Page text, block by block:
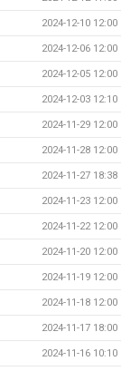
2024-12-10 12:00
2024-12-06 12:00
2024-12-05 12:00
2024-12-03 12:10
2024-11-29 12:00
2024-11-28 12:00
2024-11-27 18:38
2024-11-23 12:00
2024-11-22 12:00
2024-11-20 12:00
2024-11-19 12:00
2024-11-18 12:00
2024-11-17 18:00
2024-11-16 10:10